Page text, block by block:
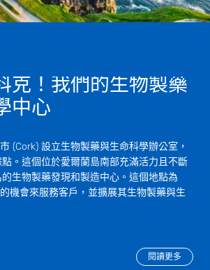
克！我們的生物製藥
中心
(Cork) 設立生物製藥與生命科學辦公室，
。這個位於愛爾蘭島南部充滿活力且不斷
生物製藥發現和製造中心。這個地點為
機會來服務客戶，並擴展其生物製藥與生
閱讀更多